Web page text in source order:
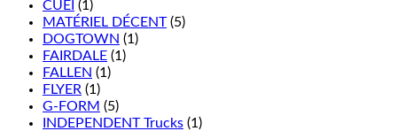
CUEI (1)
MATÉRIEL DÉCENT (5)
DOGTOWN (1)
FAIRDALE (1)
FALLEN (1)
FLYER (1)
G-FORM (5)
INDEPENDENT Trucks (1)